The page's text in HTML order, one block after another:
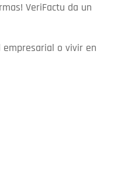
VeriFactu da un
empresarial o vivir en